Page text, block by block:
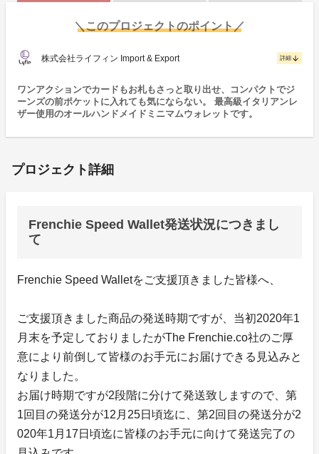
＼このプロジェクトのポイント／
株式会社ライフィン Import & Export 詳細 arrow_downward
ワンアクションでカードもお札もさっと取り出せ、コンパクトでジ
ーンズの前ポケットに入れても気にならない。 最高級イタリアンレ
ザー使用のオールハンドメイドミニマムウォレットです。
プロジェクト詳細
Frenchie Speed Wallet発送状況につきまし
て
Frenchie Speed Walletをご支援頂きました皆様へ、
ご支援頂きました商品の発送時期ですが、当初2020年1
月末を予定しておりましたがThe Frenchie.co社のご厚
意により前倒して皆様のお手元にお届けできる見込みと
なりました。
お届け時期ですが2段階に分けて発送致しますので、第
1回目の発送分が12月25日頃迄に、第2回目の発送分が2
020年1月17日頃迄に皆様のお手元に向けて発送完了の